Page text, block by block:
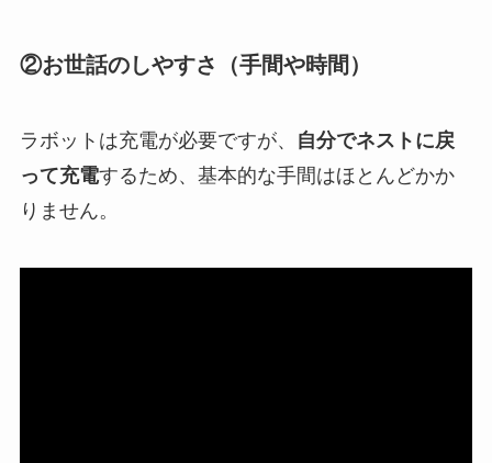
②お世話のしやすさ（手間や時間）
ラボットは充電が必要ですが、
自分でネストに戻
って充電するため、基本的な手間はほとんどかか
りません。